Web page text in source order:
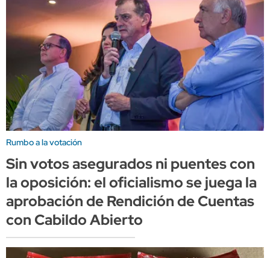
Rumbo a la votación
Sin votos asegurados ni puentes con
la oposición: el oficialismo se juega la
aprobación de Rendición de Cuentas
con Cabildo Abierto